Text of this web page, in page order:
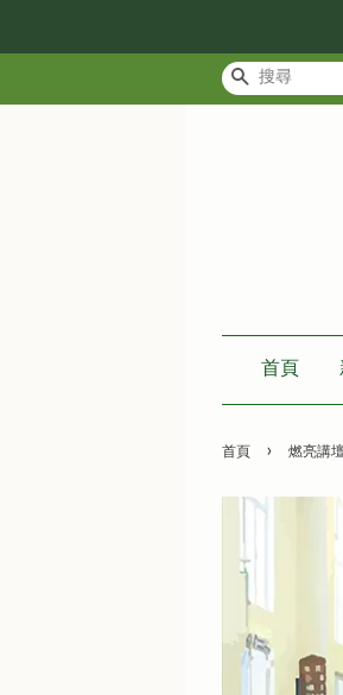
搜尋
首頁
首頁 › 燃亮講